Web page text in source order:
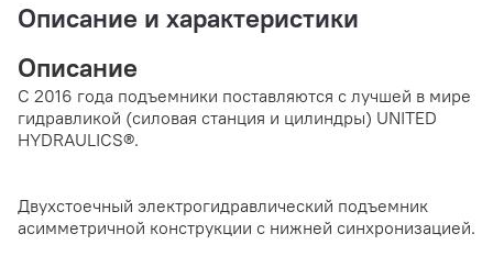
Описание и характеристики
Описание
C 2016 года подъемники поставляются с лучшей в мире
гидравликой (силовая станция и цилиндры) UNITED
HYDRAULICS®.
Двухстоечный электрогидравлический подъемник
асимметричной конструкции с нижней синхронизацией.